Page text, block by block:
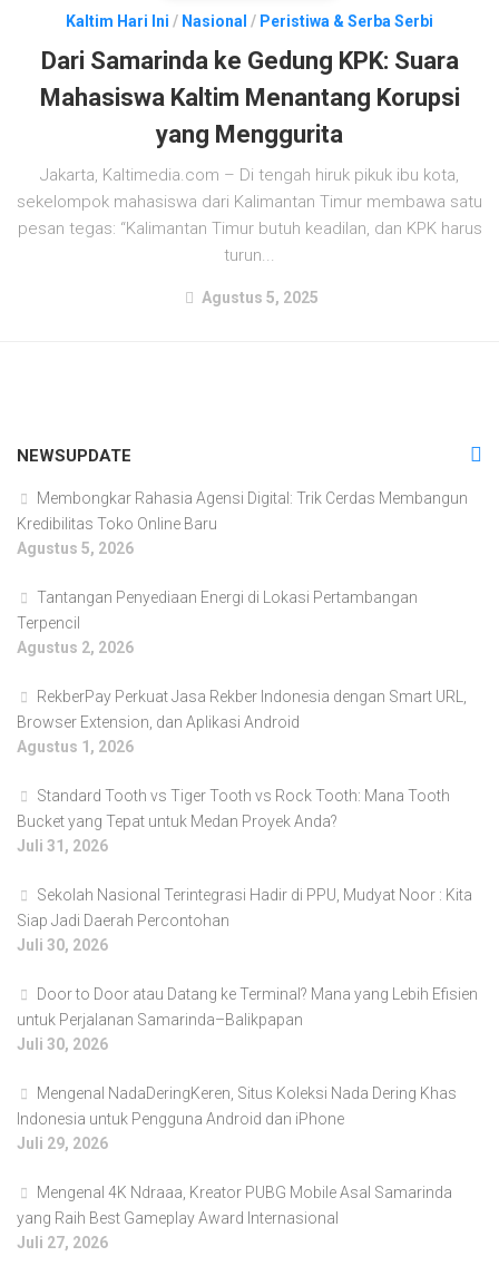
Kaltim Hari Ini / Nasional / Peristiwa & Serba Serbi
Dari Samarinda ke Gedung KPK: Suara
Mahasiswa Kaltim Menantang Korupsi
yang Menggurita
Jakarta, Kaltimedia.com – Di tengah hiruk pikuk ibu kota,
sekelompok mahasiswa dari Kalimantan Timur membawa satu
pesan tegas: “Kalimantan Timur butuh keadilan, dan KPK harus
turun...
Agustus 5, 2025
NEWSUPDATE
Membongkar Rahasia Agensi Digital: Trik Cerdas Membangun
Kredibilitas Toko Online Baru
Agustus 5, 2026
Tantangan Penyediaan Energi di Lokasi Pertambangan
Terpencil
Agustus 2, 2026
RekberPay Perkuat Jasa Rekber Indonesia dengan Smart URL,
Browser Extension, dan Aplikasi Android
Agustus 1, 2026
Standard Tooth vs Tiger Tooth vs Rock Tooth: Mana Tooth
Bucket yang Tepat untuk Medan Proyek Anda?
Juli 31, 2026
Sekolah Nasional Terintegrasi Hadir di PPU, Mudyat Noor : Kita
Siap Jadi Daerah Percontohan
Juli 30, 2026
Door to Door atau Datang ke Terminal? Mana yang Lebih Efisien
untuk Perjalanan Samarinda–Balikpapan
Juli 30, 2026
Mengenal NadaDeringKeren, Situs Koleksi Nada Dering Khas
Indonesia untuk Pengguna Android dan iPhone
Juli 29, 2026
Mengenal 4K Ndraaa, Kreator PUBG Mobile Asal Samarinda
yang Raih Best Gameplay Award Internasional
Juli 27, 2026